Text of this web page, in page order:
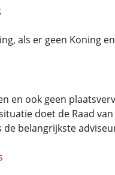
als er geen Koning
en ook geen
doet de Raad van
de belangrijkste